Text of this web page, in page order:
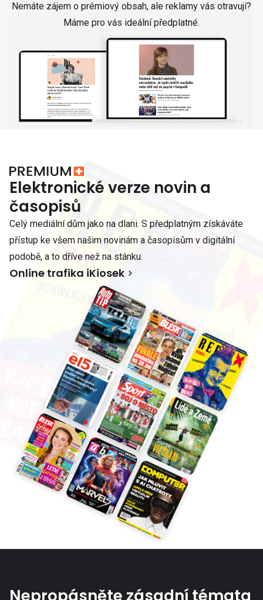
Nemáte zájem o prémiový obsah, ale reklamy vás otravují?
Máme pro vás ideální předplatné.
Elektronické verze novin a
časopisů
Celý mediální dům jako na dlani. S předplatným získáváte
přístup ke všem našim novinám a časopisům v digitální
podobě, a to dříve než na stánku.
Online trafika iKiosek